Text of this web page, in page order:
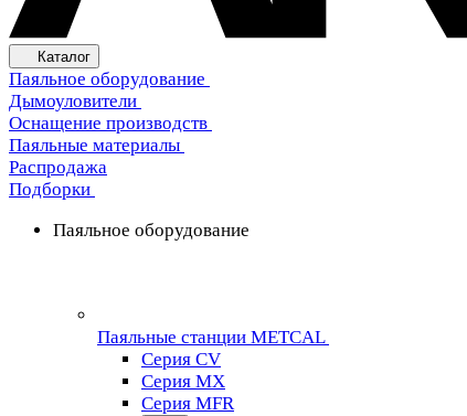
Каталог
Паяльное оборудование
Дымоуловители
Оснащение производств
Паяльные материалы
Распродажа
Подборки
Паяльное оборудование
Паяльные станции METCAL
Серия CV
Серия MX
Серия MFR